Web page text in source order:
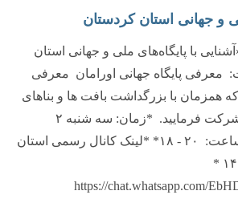
و جهانی استان کردستان
با پایگاه‌های ملی و جهانی استان
پایگاه جهانی اورامان معرفی
که همزمان با بزرگداشت بافت ها و بناهای
تاریخی، برگزار می‌شود، شرکت فرمایید. *زمان: سه شنبه ۲
اردیبهشت ماه ۱۴۰۴* *ساعت: ۲۰ - ۱۸* *لینک کانال رسمی استان
کردستان، استان سال ۱۴۰۴ *
https://chat.whatsapp.com/